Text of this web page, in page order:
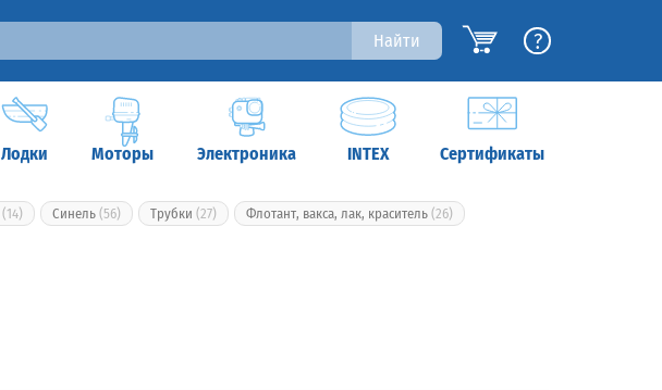
Найти ?
Лодки Моторы Электроника INTEX Сертификаты
(14) Синель (56) Трубки (27) Флотант, вакса, лак, краситель (26)